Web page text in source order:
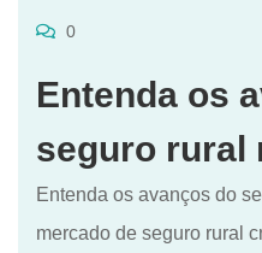
0
Entenda os
seguro rural
Entenda os avanços do
mercado de seguro rural